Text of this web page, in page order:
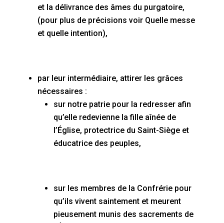
et la délivrance des âmes du purgatoire,
(pour plus de précisions voir Quelle messe
et quelle intention),
par leur intermédiaire, attirer les grâces
nécessaires :
sur notre patrie pour la redresser afin
qu’elle redevienne la fille aînée de
l’Église, protectrice du Saint-Siège et
éducatrice des peuples,
sur les membres de la Confrérie pour
qu’ils vivent saintement et meurent
pieusement munis des sacrements de